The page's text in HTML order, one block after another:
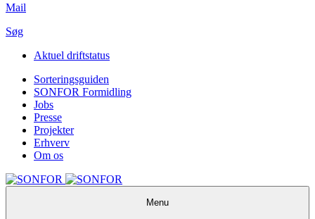
Mail
Søg
Aktuel driftstatus
Sorteringsguiden
SONFOR Formidling
Jobs
Presse
Projekter
Erhverv
Om os
Menu